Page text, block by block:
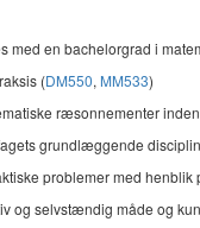
med en bachelorgrad i
(DM550, MM533)
ræsonnementer
grundlæggende
problemer med
og selvstændig måde og